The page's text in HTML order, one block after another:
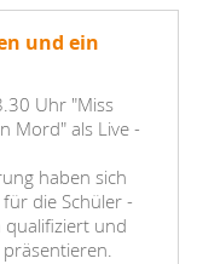
und ein
Uhr "Miss
Mord" als Live -
haben sich
die Schüler -
qualifiziert und